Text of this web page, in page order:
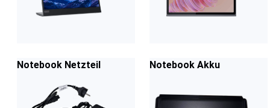
Notebook Netzteil Notebook Akku